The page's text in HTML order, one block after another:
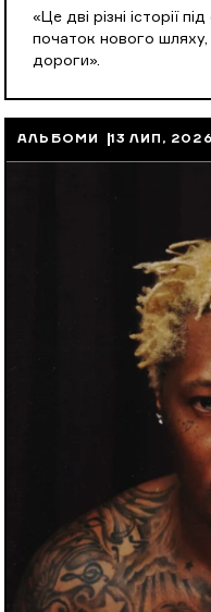
«Це дві різні історії
початок нового
дороги».
АЛЬБОМИ 13 ЛИП, 2026